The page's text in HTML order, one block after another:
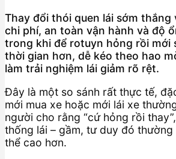
Thay đổi thói quen lái sớm thắng
chi phí, an toàn vận hành và độ
trong khi để rotuyn hỏng rồi mới
thời gian hơn, dễ kéo theo hao
làm trải nghiệm lái giảm rõ rệt.
Đây là một so sánh rất thực tế,
mới mua xe hoặc mới lái xe
người cho rằng “cứ hỏng rồi
thống lái – gầm, tư duy đó
thể cao hơn.